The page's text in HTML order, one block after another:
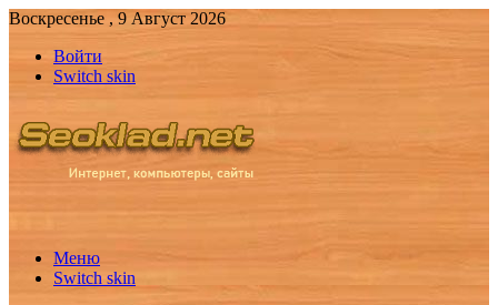
Воскресенье , 9 Август 2026
Войти
Switch skin
Меню
Switch skin